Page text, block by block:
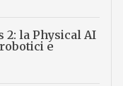
2: la Physical AI
e